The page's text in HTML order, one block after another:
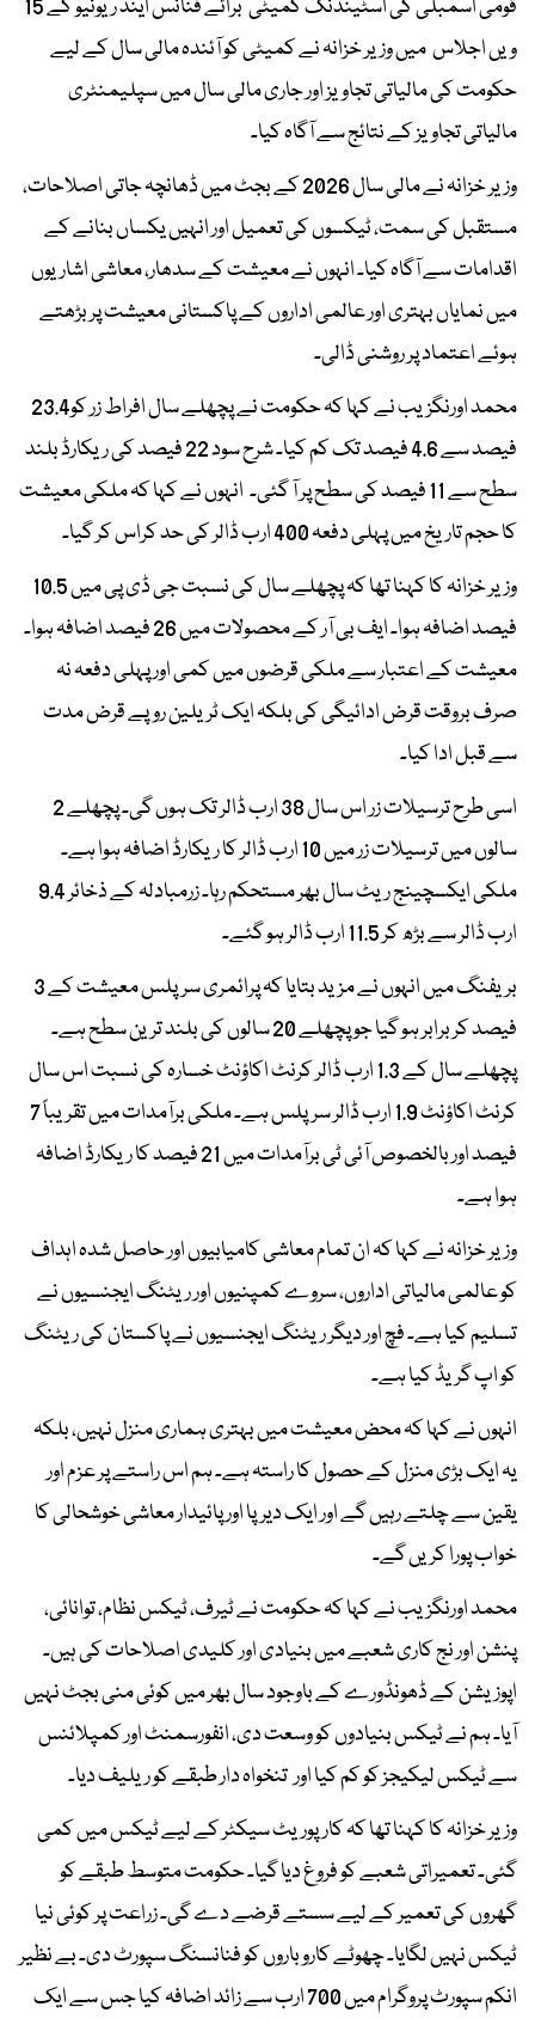
قومی اسمبلی کی اسٹینڈنگ کمیٹی برائے فنانس اینڈ ریونیو کے 15
ویں اجلاس میں وزیر خزانہ نے کمیٹی کو آئندہ مالی سال کے لیے
حکومت کی مالیاتی تجاویز اور جاری مالی سال میں سپلیمنٹری
مالیاتی تجاویز کے نتائج سے آگاہ کیا۔
وزیر خزانہ نے مالی سال 2026 کے بجٹ میں ڈھانچہ جاتی اصلاحات،
مستقبل کی سمت، ٹیکسوں کی تعمیل اور انہیں یکساں بنانے کے
اقدامات سے آگاہ کیا۔ انہوں نے معیشت کے سدھار، معاشی اشاریوں
میں نمایاں بہتری اور عالمی اداروں کے پاکستانی معیشت پر بڑھتے
ہوئے اعتماد پر روشنی ڈالی۔
فیصد سے 4.6 فیصد تک کم کیا۔ شرح سود 22 فیصد کی ریکارڈ بلند
سطح سے 11 فیصد کی سطح پر آ گئی۔ انہوں نے کہا کہ ملکی معیشت
کا حجم تاریخ میں پہلی دفعہ 400 ارب ڈالر کی حد کراس کر گیا۔
وزیر خزانہ کا کہنا تھا کہ پچھلے سال کی نسبت جی ڈی پی میں 10.5
فیصد اضافہ ہوا۔ ایف بی آر کے محصولات میں 26 فیصد اضافہ ہوا۔
معیشت کے اعتبار سے ملکی قرضوں میں کمی اور پہلی دفعہ نہ
صرف بروقت قرض ادائیگی کی بلکہ ایک ٹریلین روپے قرض مدت
سے قبل ادا کیا۔
اسی طرح ترسیلات زر اس سال 38 ارب ڈالر تک ہوں گی۔ پچھلے 2
سالوں میں ترسیلات زر میں 10 ارب ڈالر کا ریکارڈ اضافہ ہوا ہے۔
ارب ڈالر سے بڑھ کر 11.5 ارب ڈالر ہو گئے۔
بریفنگ میں انہوں نے مزید بتایا کہ پرائمری سرپلس معیشت کے 3
فیصد کر برابر ہو گیا جو پچھلے 20 سالوں کی بلند ترین سطح ہے۔
پچھلے سال کے 1.3 ارب ڈالر کرنٹ اکاؤنٹ خسارہ کی نسبت اس سال
کرنٹ اکاؤنٹ 1.9 ارب ڈالر سرپلس ہے۔ ملکی برآمدات میں تقریباً 7
فیصد اور بالخصوص آئی ٹی برآمدات میں 21 فیصد کا ریکارڈ اضافہ
ہوا ہے۔
وزیر خزانہ نے کہا کہ ان تمام معاشی کامیابیوں اور حاصل شدہ اہداف
کو عالمی مالیاتی اداروں، سروے کمپنیوں اور ریٹنگ ایجنسیوں نے
تسلیم کیا ہے۔ فچ اور دیگر ریٹنگ ایجنسیوں نے پاکستان کی ریٹنگ
کو اپ گریڈ کیا ہے۔
انہوں نے کہا کہ محض معیشت میں بہتری ہماری منزل نہیں، بلکہ
یہ ایک بڑی منزل کے حصول کا راستہ ہے۔ ہم اس راستے پر عزم اور
یقین سے چلتے رہیں گے اور ایک دیرپا اور پائیدار معاشی خوشحالی کا
خواب پورا کریں گے۔
محمد اورنگزیب نے کہا کہ حکومت نے ٹیرف، ٹیکس نظام، توانائی،
پنشن اور نج کاری شعبے میں بنیادی اور کلیدی اصلاحات کی ہیں۔
اپوزیشن کے ڈھونڈورے کے باوجود سال بھر میں کوئی منی بجٹ نہیں
آیا۔ ہم نے ٹیکس بنیادوں کو وسعت دی، انفورسمنٹ اور کمپلائنس
سے ٹیکس لیکیجز کو کم کیا اور تنخواہ دار طبقے کو ریلیف دیا۔
وزیر خزانہ کا کہنا تھا کہ کارپوریٹ سیکٹر کے لیے ٹیکس میں کمی
گئی۔ تعمیراتی شعبے کو فروغ دیا گیا۔ حکومت متوسط طبقے کو
گھروں کی تعمیر کے لیے سستے قرضے دے گی۔ زراعت پر کوئی نیا
ٹیکس نہیں لگایا۔ چھوٹے کاروباروں کو فنانسنگ سپورٹ دی۔ بے نظیر
انکم سپورٹ پروگرام میں 700 ارب سے زائد اضافہ کیا جس سے ایک